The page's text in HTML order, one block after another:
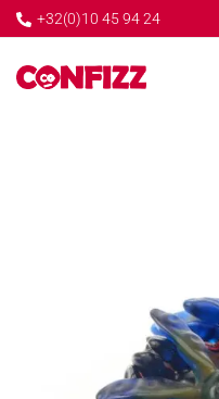
+32(0)10 45 94 24
← GO BACK